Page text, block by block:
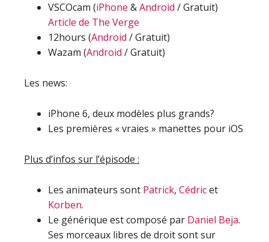
VSCOcam (iPhone &Android / Gratuit)
Article de The Verge
12hours (Android / Gratuit)
Wazam (Android / Gratuit)
Les news:
iPhone 6, deux modèles plus grands?
Les premières « vraies » manettes pour iOS
Plus d’infos sur l’épisode :
Les animateurs sont Patrick, Cédricet
Korben.
Le générique est composé par Daniel Beja.
Ses morceaux libres de droit sont sur